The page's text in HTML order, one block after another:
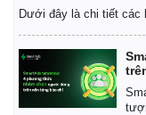
Dưới đây là chi tiết các